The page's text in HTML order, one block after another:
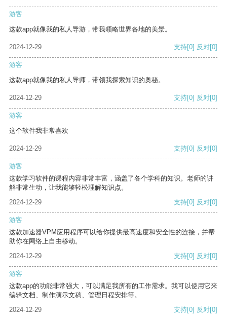
游客
这款app就像我的私人导游，带我领略世界各地的美景。
2024-12-29 支持[0] 反对[0]
游客
这款app就像我的私人导师，带领我探索知识的奥秘。
2024-12-29 支持[0] 反对[0]
游客
这个软件我非常喜欢
2024-12-29 支持[0] 反对[0]
游客
这款学习软件的课程内容非常丰富，涵盖了各个学科的知识。老师的讲
解非常生动，让我能够轻松理解知识点。
2024-12-29
支持[0] 反对[0]
游客
这款加速器VPM应用程序可以给你提供最高速度和安全性的连接，并帮
助你在网络上自由移动。
2024-12-29
支持[0] 反对[0]
游客
这款app的功能非常强大，可以满足我所有的工作需求。我可以使用它来
编辑文档、制作演示文稿、管理日程安排等。
2024-12-29
支持[0] 反对[0]